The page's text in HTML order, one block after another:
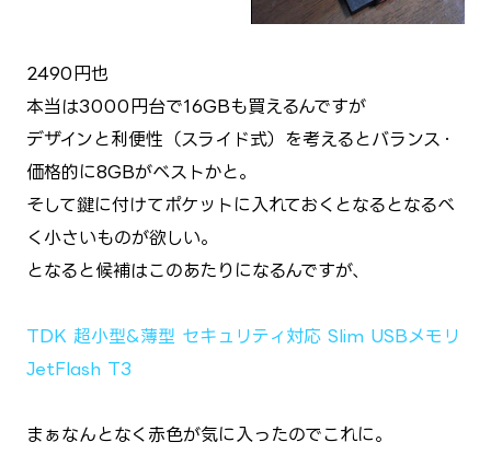
2490円也
本当は3000円台で16GBも買えるんですが
デザインと利便性（スライド式）を考えるとバランス・
価格的に8GBがベストかと。
そして鍵に付けてポケットに入れておくとなるとなるべ
く小さいものが欲しい。
となると候補はこのあたりになるんですが、
TDK 超小型&薄型 セキュリティ対応 Slim USBメモリ
JetFlash T3
まぁなんとなく赤色が気に入ったのでこれに。